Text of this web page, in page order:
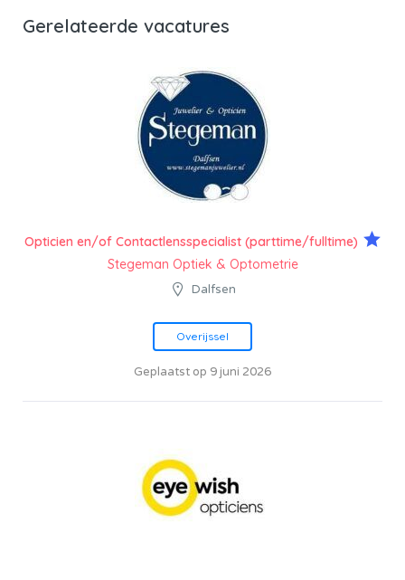
Gerelateerde vacatures
Opticien en/of Contactlensspecialist (parttime/fulltime)
Stegeman Optiek & Optometrie
Dalfsen
Overijssel
Geplaatst op 9 juni 2026